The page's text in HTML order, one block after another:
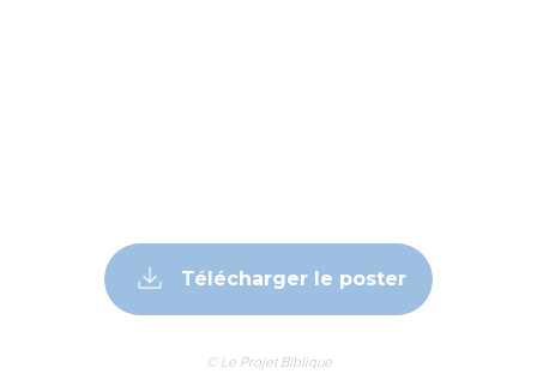
Télécharger le poster
© Le Projet Biblique